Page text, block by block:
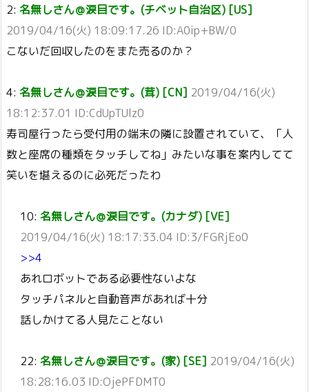
2: 名無しさん＠涙目です。(チベット自治区) [US]
2019/04/16(火) 18:09:17.26 ID:A0ip+BW/0
こないだ回収したのをまた売るのか？
4: 名無しさん＠涙目です。(茸) [CN] 2019/04/16(火)
18:12:37.01 ID:CdUpTUlz0
寿司屋行ったら受付用の端末の隣に設置されていて、「人
数と座席の種類をタッチしてね」みたいな事を案内してて
笑いを堪えるのに必死だったわ
10: 名無しさん＠涙目です。(カナダ) [VE]
2019/04/16(火) 18:17:33.04 ID:3/FGRjEo0
>>4
あれロボットである必要性ないよな
タッチパネルと自動音声があれば十分
話しかけてる人見たことない
22: 名無しさん＠涙目です。(家) [SE] 2019/04/16(火)
18:28:16.03 ID:OjePFDMT0